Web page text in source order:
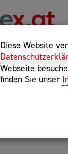
Diese Website
Webseite
finden Sie unser
Hilfreiche
Exakter